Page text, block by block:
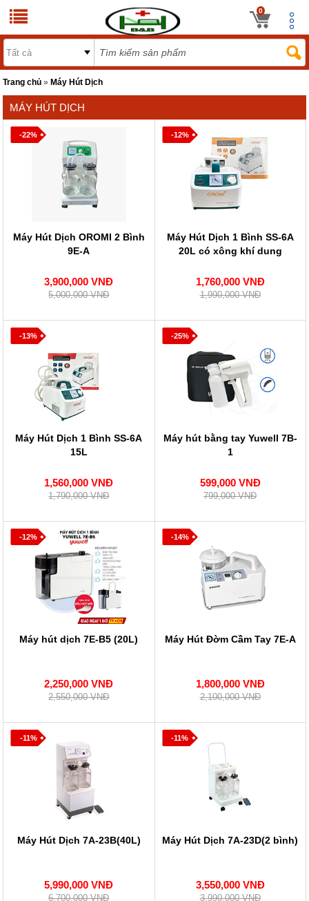
0
Trang chủ »Máy Hút Dịch
MÁY HÚT DỊCH
-22%
Máy Hút Dịch OROMI 2 Bình
9E-A
3,900,000 VNĐ
5,000,000 VNĐ
-12%
Máy Hút Dịch 1 Bình SS-6A
20L có xông khí dung
1,760,000 VNĐ
1,990,000 VNĐ
-13%
Máy Hút Dịch 1 Bình SS-6A
15L
1,560,000 VNĐ
1,790,000 VNĐ
-25%
Máy hút bằng tay Yuwell 7B-
1
599,000 VNĐ
799,000 VNĐ
-12%
Máy hút dịch 7E-B5 (20L)
2,250,000 VNĐ
2,550,000 VNĐ
-14%
Máy Hút Đờm Cầm Tay 7E-A
1,800,000 VNĐ
2,100,000 VNĐ
-11%
Máy Hút Dịch 7A-23B(40L)
5,990,000 VNĐ
6,700,000 VNĐ
-11%
Máy Hút Dịch 7A-23D(2 bình)
3,550,000 VNĐ
3,990,000 VNĐ